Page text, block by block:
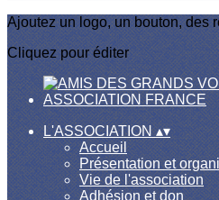
Ajoutez un logo, un bouton, des
Cliquez pour éditer
L'ASSOCIATION▴▾
Accueil
Présentation et
Vie de l'association
Adhésion et don